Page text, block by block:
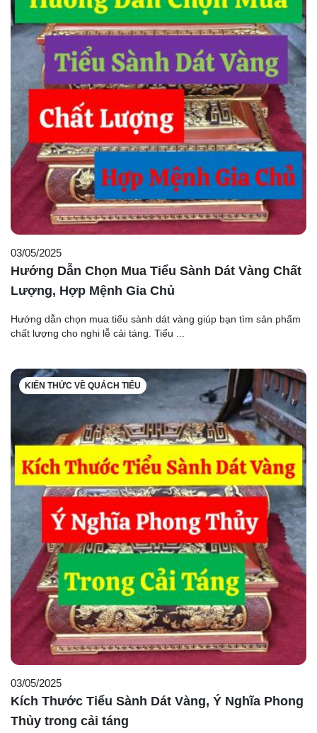
03/05/2025
Hướng Dẫn Chọn Mua Tiểu Sành Dát Vàng Chất
Lượng, Hợp Mệnh Gia Chủ
Hướng dẫn chọn mua tiểu sành dát vàng giúp bạn tìm sản phẩm
chất lượng cho nghi lễ cải táng. Tiểu ...
KIẾN THỨC VỀ QUÁCH TIỂU
03/05/2025
Kích Thước Tiểu Sành Dát Vàng, Ý Nghĩa Phong
Thủy trong cải táng